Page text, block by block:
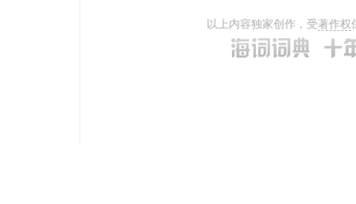
以上内容独家创作，受著作权